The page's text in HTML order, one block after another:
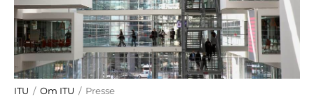
ITU / Om ITU / Presse